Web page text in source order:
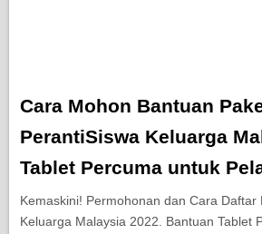
Cara Mohon Bantuan
PerantiSiswa Keluarga
Tablet Percuma untuk
Kemaskini! Permohonan dan Cara Daftar
Keluarga Malaysia 2022. Bantuan Tablet